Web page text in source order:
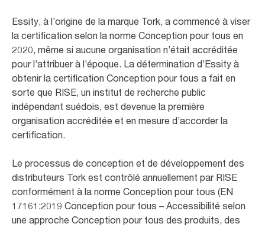
Essity, à l’origine de la marque Tork, a commencé à viser
la certification selon la norme Conception pour tous en
2020, même si aucune organisation n’était accréditée
pour l’attribuer à l’époque. La détermination d’Essity à
obtenir la certification Conception pour tous a fait en
sorte que RISE, un institut de recherche public
indépendant suédois, est devenue la première
organisation accréditée et en mesure d’accorder la
certification. ​
Le processus de conception et de développement des
distributeurs Tork est contrôlé annuellement par RISE
conformément à la norme Conception pour tous (EN
17161:2019 Conception pour tous – Accessibilité selon
une approche Conception pour tous des produits, des